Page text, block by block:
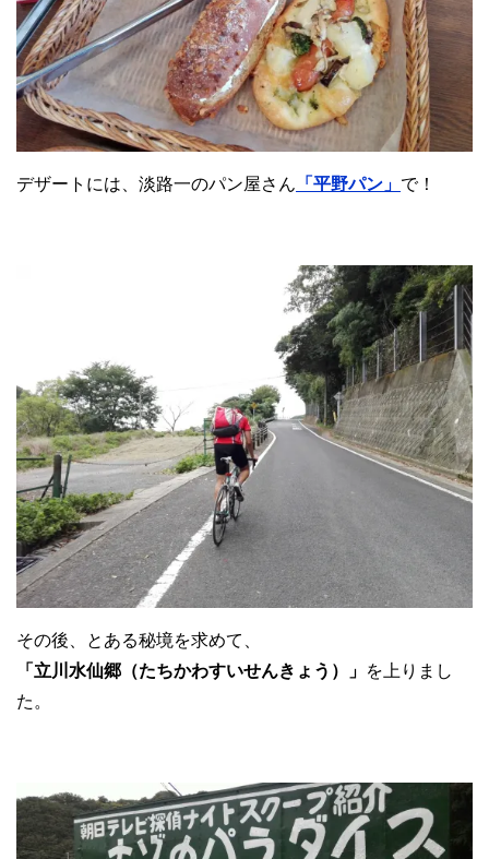
デザートには、淡路一のパン屋さん 「平野パン」 で！
その後、とある秘境を求めて、
「立川水仙郷（たちかわすいせんきょう）」 を上りまし
た。